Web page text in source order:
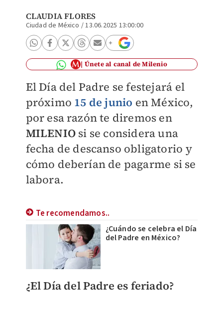
CLAUDIA FLORES
Ciudad de México /13.06.2025 13:00:00
Únete al canal de Milenio
El Día del Padre se festejará el
próximo 15 de junio en México,
por esa razón te diremos en
MILENIOsi se considera una
fecha de descanso obligatorio y
cómo deberían de pagarme si se
labora.
Te recomendamos..
¿Cuándo se celebra el Día
del Padre en México?
¿El Día del Padre es feriado?